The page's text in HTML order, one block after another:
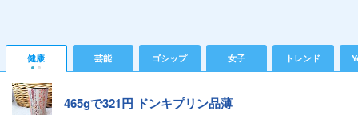
健康 芸能 ゴシップ 女子 トレンド
465gで321円 ドンキプリン品薄